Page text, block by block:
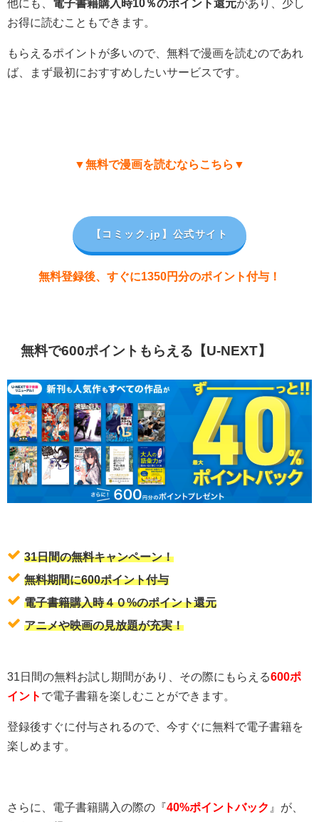
他にも、 電子書籍購入時10％のポイント還元があり、少し
お得に読むこともできます。
もらえるポイントが多いので、無料で漫画を読むのであれ
ば、まず最初におすすめしたいサービスです。
▼無料で漫画を読むならこちら▼
【コミック.jp 】公式サイト
無料登録後、すぐに1350円分のポイント付与！
無料で600ポイントもらえる【U-NEXT】
31日間の無料キャンペーン！
無料期間に600ポイント付与
電子書籍購入時４０%のポイント還元
アニメや映画の見放題が充実！
31日間の無料お試し期間があり、その際にもらえる600ポ
イント で電子書籍を楽しむことができます。
登録後すぐに付与されるので、今すぐに無料で電子書籍を
楽しめます。
さらに、電子書籍購入の際の『40%ポイントバック 』が、